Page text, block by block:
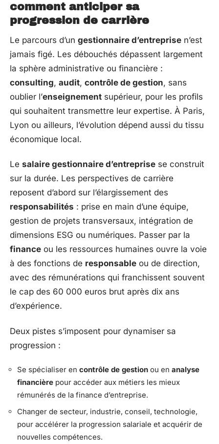
comment anticiper sa
progression de carrière
Le parcours d’un gestionnaire d’entreprise n’est
jamais figé. Les débouchés dépassent largement
la sphère administrative ou financière :
consulting, audit, contrôle de gestion, sans
oublier l’enseignement supérieur, pour les profils
qui souhaitent transmettre leur expertise. À Paris,
Lyon ou ailleurs, l’évolution dépend aussi du tissu
économique local.
Le salaire gestionnaire d’entreprise se construit
sur la durée. Les perspectives de carrière
reposent d’abord sur l’élargissement des
responsabilités : prise en main d’une équipe,
gestion de projets transversaux, intégration de
dimensions ESG ou numériques. Passer par la
finance ou les ressources humaines ouvre la voie
à des fonctions de responsable ou de direction,
avec des rémunérations qui franchissent souvent
le cap des 60 000 euros brut après dix ans
d’expérience.
Deux pistes s’imposent pour dynamiser sa
progression :
Se spécialiser en contrôle de gestion ou en analyse
financière pour accéder aux métiers les mieux
rémunérés de la finance d’entreprise.
Changer de secteur, industrie, conseil, technologie,
pour accélérer la progression salariale et acquérir de
nouvelles compétences.